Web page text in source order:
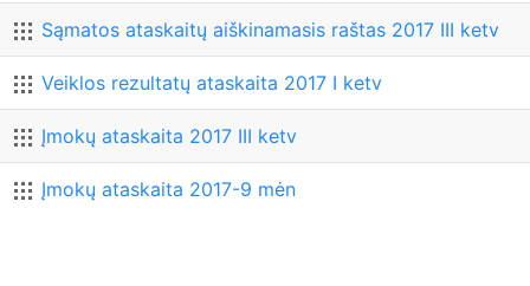
Sąmatos ataskaitų aiškinamasis raštas 2017 III ketv
Veiklos rezultatų ataskaita 2017 I ketv
Įmokų ataskaita 2017 III ketv
Įmokų ataskaita 2017-9 mėn